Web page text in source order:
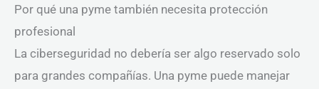
Por qué una pyme también necesita protección
profesional
La ciberseguridad no debería ser algo reservado solo
para grandes compañías. Una pyme puede manejar